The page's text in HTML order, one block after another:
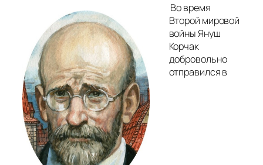
Во время
Второй мировой
войны Януш
Корчак
добровольно
отправился в